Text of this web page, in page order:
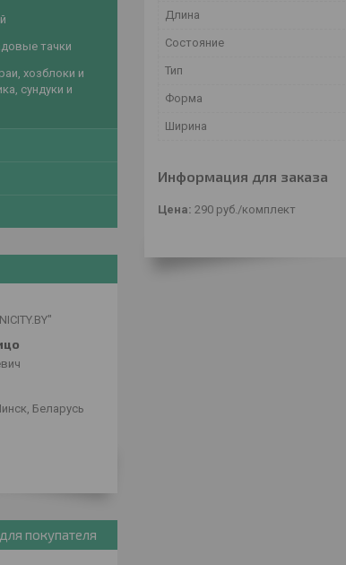
Длина
Состояние
Тип
Форма
Ширина
Информация для заказа
Цена: 290 руб./комплект
тачки
хозблоки и
сундуки и
Беларусь
покупателя